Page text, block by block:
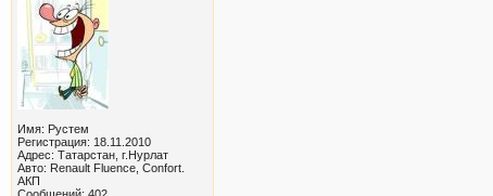
Имя: Рустем
Регистрация: 18.11.2010
Адрес: Татарстан, г.Нурлат
Авто: Renault Fluence, Confort.
АКП